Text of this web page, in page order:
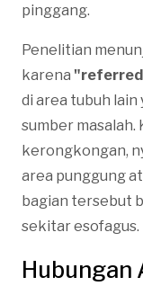
pinggang.
Penelitian
karena
di area tubuh
sumber masalah.
kerongkongan,
area punggung
bagian tersebut
sekitar esofagus​.
Hubungan